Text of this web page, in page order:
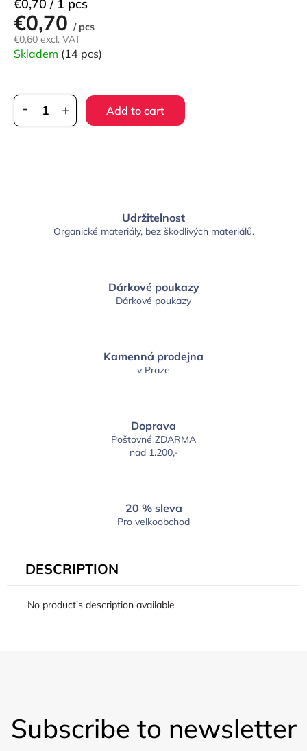
€0,70 / pcs
€0,60 excl. VAT
price:
€0,70 / 1 pcs
Skladem (14 pcs)
Add to cart
Udržitelnost
Organické materiály, bez škodlivých materiálů.
Dárkové poukazy
Dárkové poukazy
Kamenná prodejna
v Praze
Doprava
Poštovné ZDARMA
nad 1.200,-
20 % sleva
Pro velkoobchod
DESCRIPTION
No product's description available
Subscribe to newsletter